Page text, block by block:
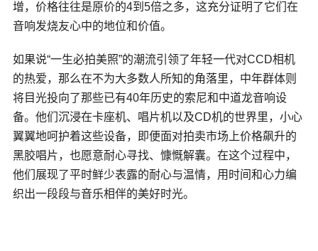
增，价格往往是原价的4到5倍之多，这充分证明了它们在
音响发烧友心中的地位和价值。
如果说“一生必拍美照”的潮流引领了年轻一代对CCD相机
的热爱，那么在不为大多数人所知的角落里，中年群体则
将目光投向了那些已有40年历史的索尼和中道龙音响设
备。他们沉浸在卡座机、唱片机以及CD机的世界里，小心
翼翼地呵护着这些设备，即便面对拍卖市场上价格飙升的
黑胶唱片，也愿意耐心寻找、慷慨解囊。在这个过程中，
他们展现了平时鲜少表露的耐心与温情，用时间和心力编
织出一段段与音乐相伴的美好时光。